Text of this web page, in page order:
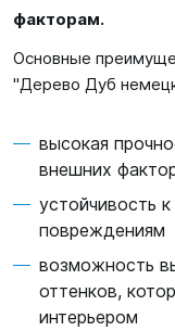
факторам.
Основные
"Дерево Дуб
высокая
внешних
устойчивость
повреждениям
возможность
оттенков,
интерьером